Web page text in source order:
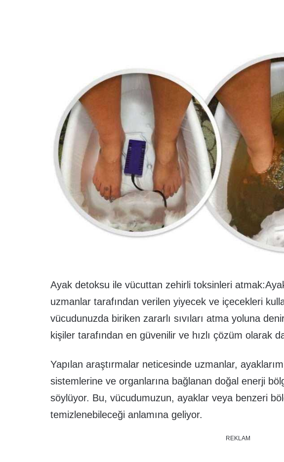
Ayak detoksu ile vücuttan zehirli toksinleri
uzmanlar tarafından verilen yiyecek ve içecekleri
vücudunuzda biriken zararlı sıvıları atma yoluna
kişiler tarafından en güvenilir ve hızlı çözüm olarak
Yapılan araştırmalar neticesinde uzmanlar,
sistemlerine ve organlarına bağlanan doğal enerji
söylüyor. Bu, vücudumuzun, ayaklar veya benzeri
temizlenebileceği anlamına geliyor.
REKLAM